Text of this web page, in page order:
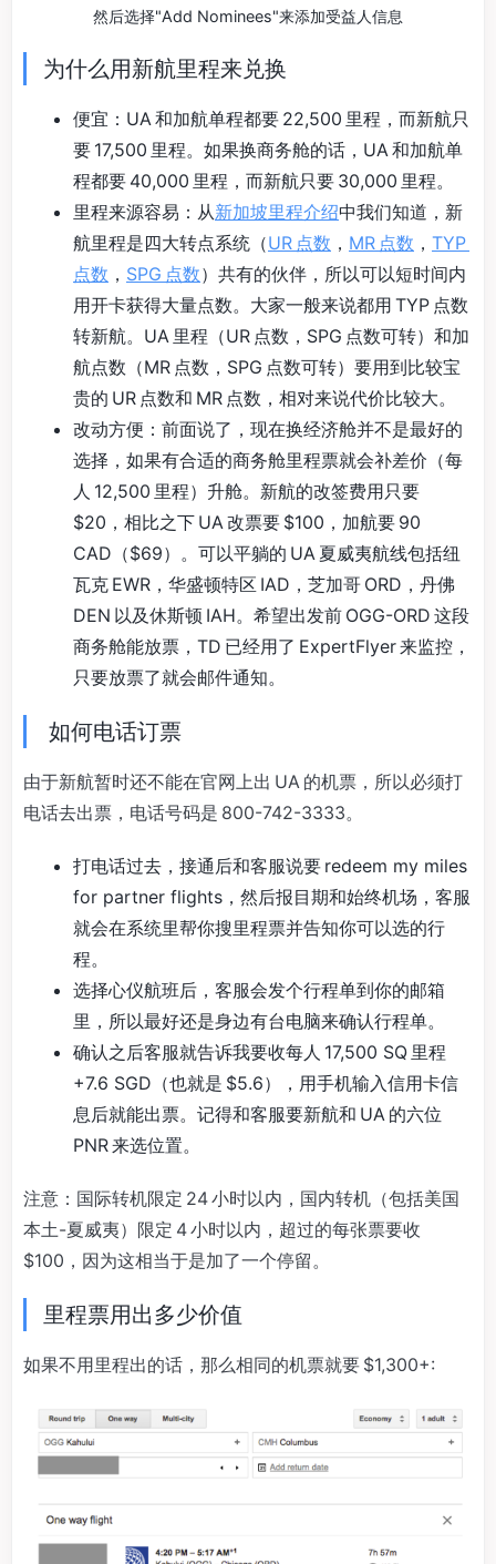
然后选择"Add Nominees"来添加受益人信息
为什么用新航里程来兑换
便宜：UA 和加航单程都要 22,500 里程，而新航只
要 17,500 里程。如果换商务舱的话，UA 和加航单
程都要 40,000 里程，而新航只要 30,000 里程。
里程来源容易：从新加坡里程介绍中我们知道，新
航里程是四大转点系统（UR 点数 ， MR 点数 ， TYP
点数 ， SPG 点数）共有的伙伴，所以可以短时间内
用开卡获得大量点数。大家一般来说都用 TYP 点数
转新航。UA 里程（UR 点数，SPG 点数可转）和加
航点数（MR 点数，SPG 点数可转）要用到比较宝
贵的 UR 点数和 MR 点数，相对来说代价比较大。
改动方便：前面说了，现在换经济舱并不是最好的
选择，如果有合适的商务舱里程票就会补差价（每
人 12,500 里程）升舱。新航的改签费用只要
$20，相比之下 UA 改票要 $100，加航要 90
CAD（$69）。可以平躺的 UA 夏威夷航线包括纽
瓦克 EWR，华盛顿特区 IAD，芝加哥 ORD，丹佛
DEN 以及休斯顿 IAH。希望出发前 OGG-ORD 这段
商务舱能放票，TD 已经用了 ExpertFlyer 来监控，
只要放票了就会邮件通知。
如何电话订票
由于新航暂时还不能在官网上出 UA 的机票，所以必须打
电话去出票，电话号码是 800-742-3333。
打电话过去，接通后和客服说要 redeem my miles
for partner flights，然后报目期和始终机场，客服
就会在系统里帮你搜里程票并告知你可以选的行
程。
选择心仪航班后，客服会发个行程单到你的邮箱
里，所以最好还是身边有台电脑来确认行程单。
确认之后客服就告诉我要收每人 17,500 SQ 里程
+7.6 SGD（也就是 $5.6），用手机输入信用卡信
息后就能出票。记得和客服要新航和 UA 的六位
PNR 来选位置。
注意：国际转机限定 24 小时以内，国内转机（包括美国
本土-夏威夷）限定 4 小时以内，超过的每张票要收
$100，因为这相当于是加了一个停留。
里程票用出多少价值
如果不用里程出的话，那么相同的机票就要 $1,300+: